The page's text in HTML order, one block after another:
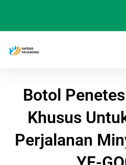
konten
Botol
Khusus
Perjalanan